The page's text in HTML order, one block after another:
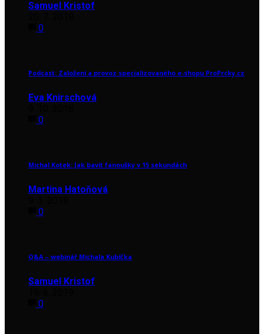
Samuel Kristof
0
Podcast: Založení a provoz specializovaného e-shopu ProPrcky.cz
Eva Knirschová
0
Michal Kotek: Jak bavit fanoušky v 15 sekundách
Martina Hatoňová
0
Q&A – webinář Michala Kubíčka
Samuel Kristof
0